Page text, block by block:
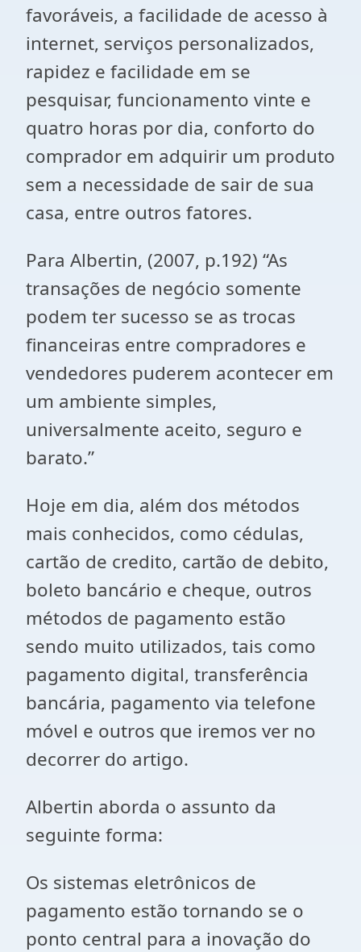
favoráveis, a facilidade de acesso à
internet, serviços personalizados,
rapidez e facilidade em se
pesquisar, funcionamento vinte e
quatro horas por dia, conforto do
comprador em adquirir um produto
sem a necessidade de sair de sua
casa, entre outros fatores.
Para Albertin, (2007, p.192) “As
transações de negócio somente
podem ter sucesso se as trocas
financeiras entre compradores e
vendedores puderem acontecer em
um ambiente simples,
universalmente aceito, seguro e
barato.”
Hoje em dia, além dos métodos
mais conhecidos, como cédulas,
cartão de credito, cartão de debito,
boleto bancário e cheque, outros
métodos de pagamento estão
sendo muito utilizados, tais como
pagamento digital, transferência
bancária, pagamento via telefone
móvel e outros que iremos ver no
decorrer do artigo.
Albertin aborda o assunto da
seguinte forma:
Os sistemas eletrônicos de
pagamento estão tornando se o
ponto central para a inovação do